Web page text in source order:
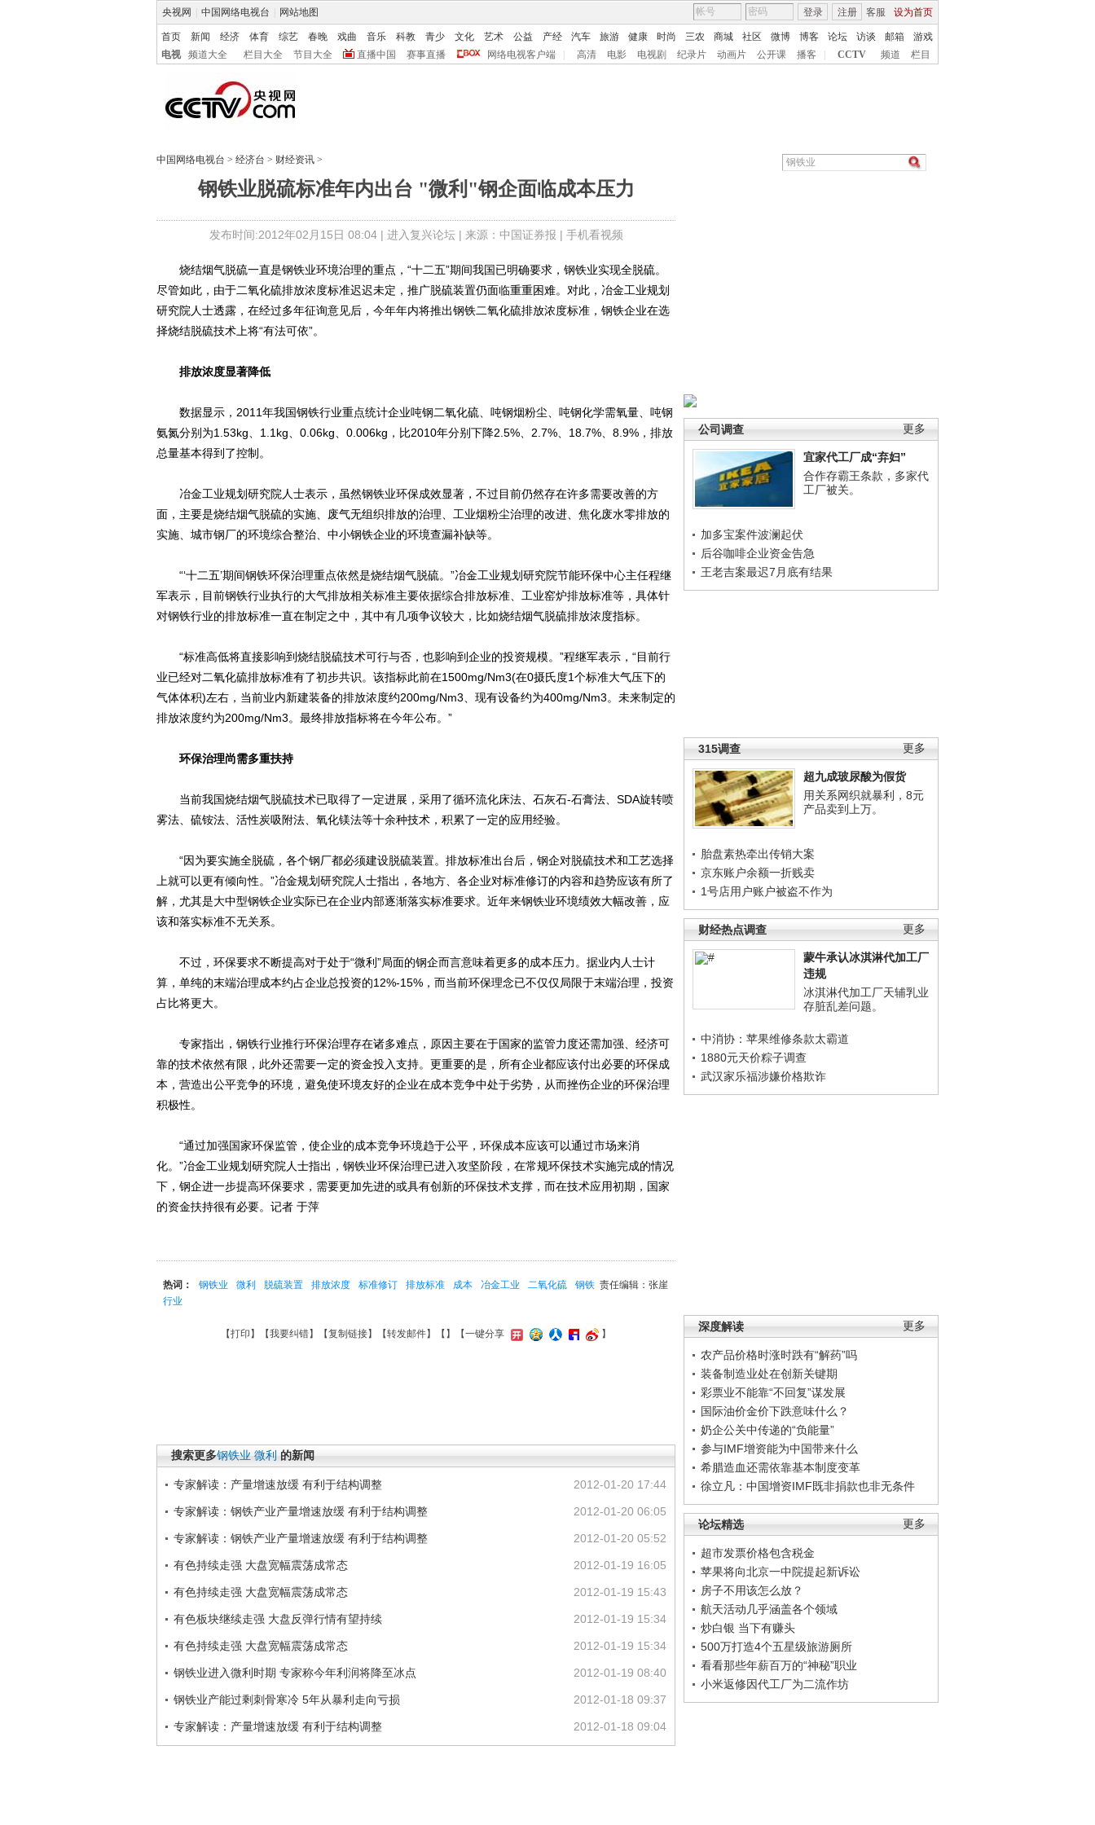
央视网 中国网络电视台 网站地图 客服 设为首页
登录 注册
首页 新闻 经济 体育 综艺 春晚 戏曲 音乐 科教 青少 文化 艺术 公益 产经 汽车 旅游 健康 时尚 三农 商城 社区 微博 博客 论坛 访谈 邮箱
游戏
电视
频道大全 栏目大全 节目大全 直播中国 赛事直播 网络电视客户端 高清 电影 电视剧 纪录片 动画片 公开课 播客 CCTV 频道 栏目
中国网络电视台 > 经济台 > 财经资讯 >
钢铁业脱硫标准年内出台 "微利"钢企面临成本压力
发布时间:2012年02月15日 08:04 | 进入复兴论坛| 来源：中国证券报 | 手机看视频
更多
公司调查
宜家代工厂成“弃妇”
合作存霸王条款，多家代
工厂被关。
加多宝案件波澜起伏
后谷咖啡企业资金告急
王老吉案最迟7月底有结果
更多
315调查
超九成玻尿酸为假货
用关系网织就暴利，8元
产品卖到上万。
胎盘素热牵出传销大案
京东账户余额一折贱卖
1号店用户账户被盗不作为
更多
财经热点调查
蒙牛承认冰淇淋代加工厂
违规
冰淇淋代加工厂天辅乳业
存脏乱差问题。
中消协：苹果维修条款太霸道
1880元天价粽子调查
武汉家乐福涉嫌价格欺诈
更多
深度解读
农产品价格时涨时跌有“解药”吗
装备制造业处在创新关键期
彩票业不能靠“不回复”谋发展
国际油价金价下跌意味什么？
奶企公关中传递的“负能量”
参与IMF增资能为中国带来什么
希腊造血还需依靠基本制度变革
徐立凡：中国增资IMF既非捐款也非无条件
更多
论坛精选
超市发票价格包含税金
苹果将向北京一中院提起新诉讼
房子不用该怎么放？
航天活动几乎涵盖各个领域
炒白银 当下有赚头
500万打造4个五星级旅游厕所
看看那些年薪百万的“神秘”职业
小米返修因代工厂为二流作坊
烧结烟气脱硫一直是钢铁业环境治理的重点，“十二五”期间我国已明确要求，钢铁业实现全脱硫。
尽管如此，由于二氧化硫排放浓度标准迟迟未定，推广脱硫装置仍面临重重困难。对此，冶金工业规划
研究院人士透露，在经过多年征询意见后，今年年内将推出钢铁二氧化硫排放浓度标准，钢铁企业在选
择烧结脱硫技术上将“有法可依”。
排放浓度显著降低
数据显示，2011年我国钢铁行业重点统计企业吨钢二氧化硫、吨钢烟粉尘、吨钢化学需氧量、吨钢
氨氮分别为1.53kg、1.1kg、0.06kg、0.006kg，比2010年分别下降2.5%、2.7%、18.7%、8.9%，排放
总量基本得到了控制。
冶金工业规划研究院人士表示，虽然钢铁业环保成效显著，不过目前仍然存在许多需要改善的方
面，主要是烧结烟气脱硫的实施、废气无组织排放的治理、工业烟粉尘治理的改进、焦化废水零排放的
实施、城市钢厂的环境综合整治、中小钢铁企业的环境查漏补缺等。
“‘十二五’期间钢铁环保治理重点依然是烧结烟气脱硫。”冶金工业规划研究院节能环保中心主任程继
军表示，目前钢铁行业执行的大气排放相关标准主要依据综合排放标准、工业窑炉排放标准等，具体针
对钢铁行业的排放标准一直在制定之中，其中有几项争议较大，比如烧结烟气脱硫排放浓度指标。
“标准高低将直接影响到烧结脱硫技术可行与否，也影响到企业的投资规模。”程继军表示，“目前行
业已经对二氧化硫排放标准有了初步共识。该指标此前在1500mg/Nm3(在0摄氏度1个标准大气压下的
气体体积)左右，当前业内新建装备的排放浓度约200mg/Nm3、现有设备约为400mg/Nm3。未来制定的
排放浓度约为200mg/Nm3。最终排放指标将在今年公布。”
环保治理尚需多重扶持
当前我国烧结烟气脱硫技术已取得了一定进展，采用了循环流化床法、石灰石-石膏法、SDA旋转喷
雾法、硫铵法、活性炭吸附法、氧化镁法等十余种技术，积累了一定的应用经验。
“因为要实施全脱硫，各个钢厂都必须建设脱硫装置。排放标准出台后，钢企对脱硫技术和工艺选择
上就可以更有倾向性。”冶金规划研究院人士指出，各地方、各企业对标准修订的内容和趋势应该有所了
解，尤其是大中型钢铁企业实际已在企业内部逐渐落实标准要求。近年来钢铁业环境绩效大幅改善，应
该和落实标准不无关系。
不过，环保要求不断提高对于处于“微利”局面的钢企而言意味着更多的成本压力。据业内人士计
算，单纯的末端治理成本约占企业总投资的12%-15%，而当前环保理念已不仅仅局限于末端治理，投资
占比将更大。
专家指出，钢铁行业推行环保治理存在诸多难点，原因主要在于国家的监管力度还需加强、经济可
靠的技术依然有限，此外还需要一定的资金投入支持。更重要的是，所有企业都应该付出必要的环保成
本，营造出公平竞争的环境，避免使环境友好的企业在成本竞争中处于劣势，从而挫伤企业的环保治理
积极性。
“通过加强国家环保监管，使企业的成本竞争环境趋于公平，环保成本应该可以通过市场来消
化。”冶金工业规划研究院人士指出，钢铁业环保治理已进入攻坚阶段，在常规环保技术实施完成的情况
下，钢企进一步提高环保要求，需要更加先进的或具有创新的环保技术支撑，而在技术应用初期，国家
的资金扶持很有必要。记者 于萍
责任编辑：张崖
热词： 钢铁业 微利 脱硫装置 排放浓度 标准修订 排放标准 成本 冶金工业 二氧化硫
钢铁
行业
【打印 】【我要纠错】【复制链接】【转发邮件】【 】 【一键分享 】
搜索更多钢铁业 微利 的新闻
2012-01-20 17:44
专家解读：产量增速放缓 有利于结构调整
2012-01-20 06:05
专家解读：钢铁产业产量增速放缓 有利于结构调整
2012-01-20 05:52
专家解读：钢铁产业产量增速放缓 有利于结构调整
2012-01-19 16:05
有色持续走强 大盘宽幅震荡成常态
2012-01-19 15:43
有色持续走强 大盘宽幅震荡成常态
2012-01-19 15:34
有色板块继续走强 大盘反弹行情有望持续
2012-01-19 15:34
有色持续走强 大盘宽幅震荡成常态
2012-01-19 08:40
钢铁业进入微利时期 专家称今年利润将降至冰点
2012-01-18 09:37
钢铁业产能过剩刺骨寒冷 5年从暴利走向亏损
2012-01-18 09:04
专家解读：产量增速放缓 有利于结构调整